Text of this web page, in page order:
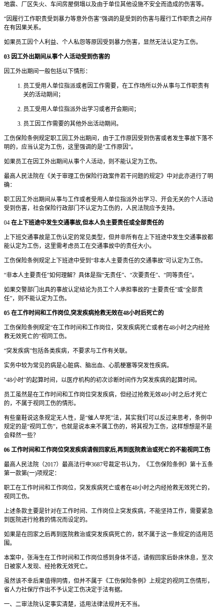
地震、厂区失火、车间房屋倒塌以及由于单位其他设施不安全而造成的伤害等。
“因履行工作职责受到暴力等意外伤害”强调的是受到的伤害与履行工作职责之间存
在有因果关系。
如果员工因个人利益、个人私怨等原因受到暴力伤害，显然无法认定为工伤。
03 因工外出期间从事个人活动受到伤害的
因工外出期间一般包括以下情形：
员工受用人单位指派或者因工作需要，在工作场所以外从事与工作职责有
关的活动期间；
员工受用人单位指派外出学习或者开会期间；
员工因工作需要的其他外出活动期间。
工伤保险条例规定职工因工外出期间，由于工作原因受到伤害或者发生事故下落不
明的，应当认定为工伤，这里强调的是“工作原因”。
如果员工在因工外出期间从事个人活动，则不能认定为工伤。
最高人民法院在《关于审理工伤保险行政案件若干问题的规定》中对此亦进行了明
确：
职工因工外出期间从事与工作或者受用人单位指派外出学习、开会无关的个人活动
受到伤害，社会保险行政部门不认定为工伤的，人民法院应予支持。
04 在上下班途中发生交通事故,但本人负主要责任或全部责任的
上下班交通事故是工伤认定的常见类型，但并非所有在上下班途中发生交通事故都
能认定为工伤，这里需考虑员工在交通事故中的责任大小。
工伤保险条例规定上下班途中受到“非本人主要责任的交通事故”可认定为工伤。
“非本人主要责任”如何理解？具体是指“无责任”、“次要责任”、“同等责任”。
如果交警部门出具的事故认定结论为员工个人承担事故的“主要责任”或“全部责
任”，则不能认定为工伤。
05 在工作时间和工作岗位,突发疾病抢救无效在48小时后死亡的
工伤保险条例规定“在工作时间和工作岗位，突发疾病死亡或者在48小时之内经抢
救无效死亡的”视同工伤。
“突发疾病”包括各类疾病，不要求与工作有关联。
实务中较为常见的病是心脏病、脑出血、心肌梗塞等突发性疾病。
“48小时”的起算时间，以医疗机构的初次诊断时间作为突发疾病的起算时间。
员工虽然是在工作时间和工作岗位突发疾病，但经过抢救无效48小时之后才死亡
的，不属于视同工伤的情形。
有些童鞋说这条规定无人性，是“催人早死”法，其实我们可以反过来思考，条例中
规定的是“视同工伤”，也就是说本来不属工伤的，将其视为工伤，这样想想是不是
会释然一些？
06 工作时间和工作岗位突发疾病请假回家后,再到医院救治或死亡的不能视同工伤
最高人民法院（2017）最高法行申3687号裁定书认为，《工伤保险条例》第十五条
第一款第(一)项规定：
职工在工作时间和工作岗位，突发疾病死亡或者在48小时之内经抢救无效死亡的，
视同工伤。
上述条款主要是针对在工作时间、工作岗位上突发疾病，不能坚持工作，需要紧急
到医院进行抢救的情况而设定的。
如果是在回家之后再到医院救治或突发疾病死亡的，就不属于这一条规定的适用范
围。
本案中，张海生在工作时间和工作岗位感到身体不适，请假回家后卧床休息，至次
日被家人发现、经抢救无效死亡。
虽然该不幸后果值得同情，但并不属于《工伤保险条例》上规定的视同工伤情形，
省人力社保厅作出不予认定工伤决定于法有据。
一、二审法院认定事实清楚，适用法律法规并无不当。